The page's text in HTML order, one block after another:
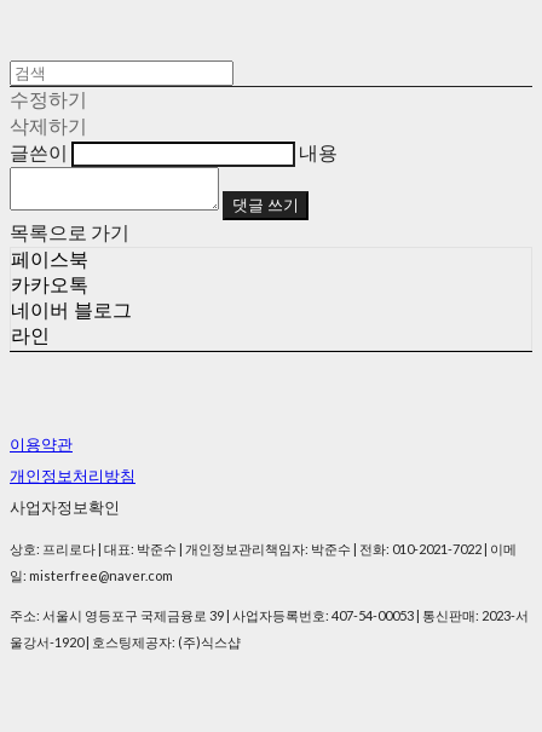
수정하기
삭제하기
글쓴이
내용
댓글 쓰기
목록으로 가기
페이스북
카카오톡
네이버 블로그
라인
이용약관
개인정보처리방침
사업자정보확인
상호: 프리로다 | 대표: 박준수 | 개인정보관리책임자: 박준수 | 전화: 010-2021-7022 | 이메
일: misterfree@naver.com
주소: 서울시 영등포구 국제금융로 39 | 사업자등록번호: 407-54-00053 | 통신판매: 2023-서
울강서-1920| 호스팅제공자: (주)식스샵